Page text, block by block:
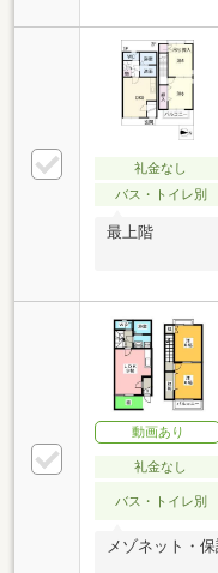
礼金なし
バス・トイレ別
最上階
動画あり
礼金なし
バス・トイレ別
メゾネット・